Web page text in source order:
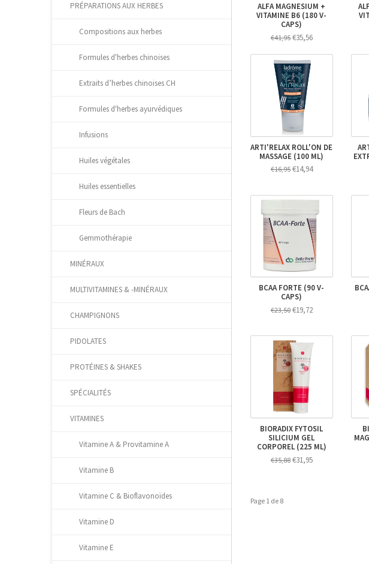
PRÉPARATIONS AUX HERBES
Compositions aux herbes
Formules d'herbes chinoises
Extraits d’herbes chinoises CH
Formules d'herbes ayurvédiques
Infusions
Huiles végétales
Huiles essentielles
Fleurs de Bach
Gemmothérapie
MINÉRAUX
MULTIVITAMINES & -MINÉRAUX
CHAMPIGNONS
PIDOLATES
PROTÉINES & SHAKES
SPÉCIALITÉS
VITAMINES
Vitamine A & Provitamine A
Vitamine B
Vitamine C & Bioflavonoïdes
Vitamine D
Vitamine E
ALFA MAGNESIUM +
VITAMINE B6 (180 V-
CAPS)
€41,95€35,56
ARTI'RELAX ROLL'ON DE
MASSAGE (100 ML)
€16,95€14,94
BCAA FORTE (90 V-
CAPS)
€23,50€19,72
BIORADIX FYTOSIL
SILICIUM GEL
CORPOREL (225 ML)
€35,88€31,95
Page 1 de 8